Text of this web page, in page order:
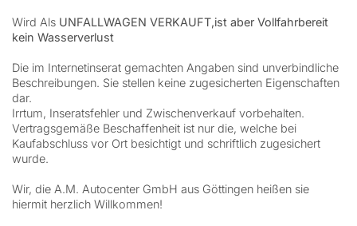
Wird Als UNFALLWAGEN VERKAUFT,ist aber Vollfahrbereit
kein Wasserverlust
Die im Internetinserat gemachten Angaben sind unverbindliche
Beschreibungen. Sie stellen keine zugesicherten Eigenschaften
dar.
Irrtum, Inseratsfehler und Zwischenverkauf vorbehalten.
Vertragsgemäße Beschaffenheit ist nur die, welche bei
Kaufabschluss vor Ort besichtigt und schriftlich zugesichert
wurde.
Wir, die A.M. Autocenter GmbH aus Göttingen heißen sie
hiermit herzlich Willkommen!